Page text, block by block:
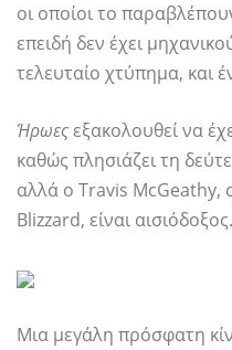
οι οποίοι το
επειδή δεν έχει
τελευταίο χτύπημα, και
Ήρωεςεξακολουθεί να
καθώς πλησιάζει τη
αλλά ο Travis McGeathy,
Blizzard, είναι αισιόδοξος.
Μια μεγάλη πρόσφατη